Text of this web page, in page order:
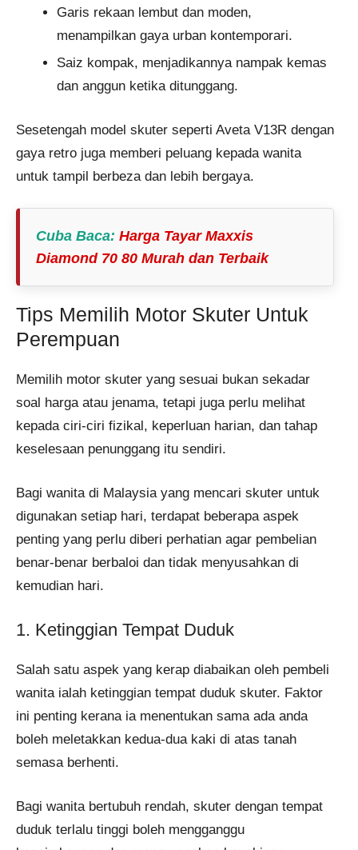
Garis rekaan lembut dan moden,
menampilkan gaya urban kontemporari.
Saiz kompak, menjadikannya nampak kemas
dan anggun ketika ditunggang.
Sesetengah model skuter seperti Aveta V13R dengan
gaya retro juga memberi peluang kepada wanita
untuk tampil berbeza dan lebih bergaya.
Cuba Baca: Harga Tayar Maxxis
Diamond 70 80​ Murah dan Terbaik
Tips Memilih Motor Skuter Untuk
Perempuan
Memilih motor skuter yang sesuai bukan sekadar
soal harga atau jenama, tetapi juga perlu melihat
kepada ciri-ciri fizikal, keperluan harian, dan tahap
keselesaan penunggang itu sendiri.
Bagi wanita di Malaysia yang mencari skuter untuk
digunakan setiap hari, terdapat beberapa aspek
penting yang perlu diberi perhatian agar pembelian
benar-benar berbaloi dan tidak menyusahkan di
kemudian hari.
1. Ketinggian Tempat Duduk
Salah satu aspek yang kerap diabaikan oleh pembeli
wanita ialah ketinggian tempat duduk skuter. Faktor
ini penting kerana ia menentukan sama ada anda
boleh meletakkan kedua-dua kaki di atas tanah
semasa berhenti.
Bagi wanita bertubuh rendah, skuter dengan tempat
duduk terlalu tinggi boleh mengganggu